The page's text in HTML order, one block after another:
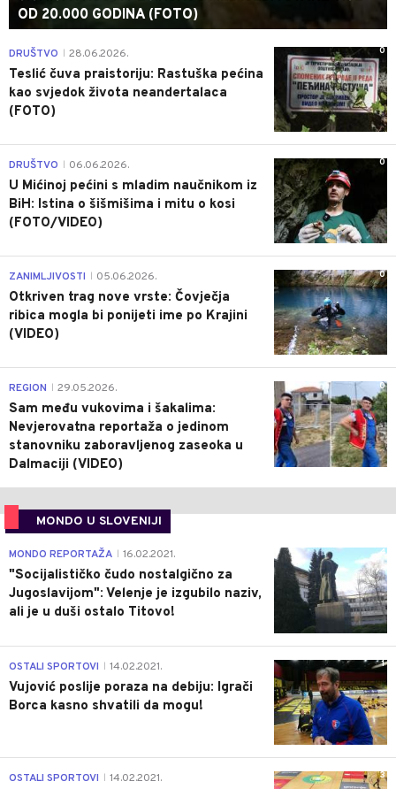
OD 20.000 GODINA (FOTO)
0
DRUŠTVO 28.06.2026.
Teslić čuva praistoriju: Rastuška pećina
kao svjedok života neandertalaca
(FOTO)
0
DRUŠTVO 06.06.2026.
U Mićinoj pećini s mladim naučnikom iz
BiH: Istina o šišmišima i mitu o kosi
(FOTO/VIDEO)
0
ZANIMLJIVOSTI 05.06.2026.
Otkriven trag nove vrste: Čovječja
ribica mogla bi ponijeti ime po Krajini
(VIDEO)
0
REGION 29.05.2026.
Sam među vukovima i šakalima:
Nevjerovatna reportaža o jedinom
stanovniku zaboravljenog zaseoka u
Dalmaciji (VIDEO)
MONDO U SLOVENIJI
4
MONDO REPORTAŽA 16.02.2021.
"Socijalističko čudo nostalgično za
Jugoslavijom": Velenje je izgubilo naziv,
ali je u duši ostalo Titovo!
1
OSTALI SPORTOVI 14.02.2021.
Vujović poslije poraza na debiju: Igrači
Borca kasno shvatili da mogu!
3
OSTALI SPORTOVI 14.02.2021.